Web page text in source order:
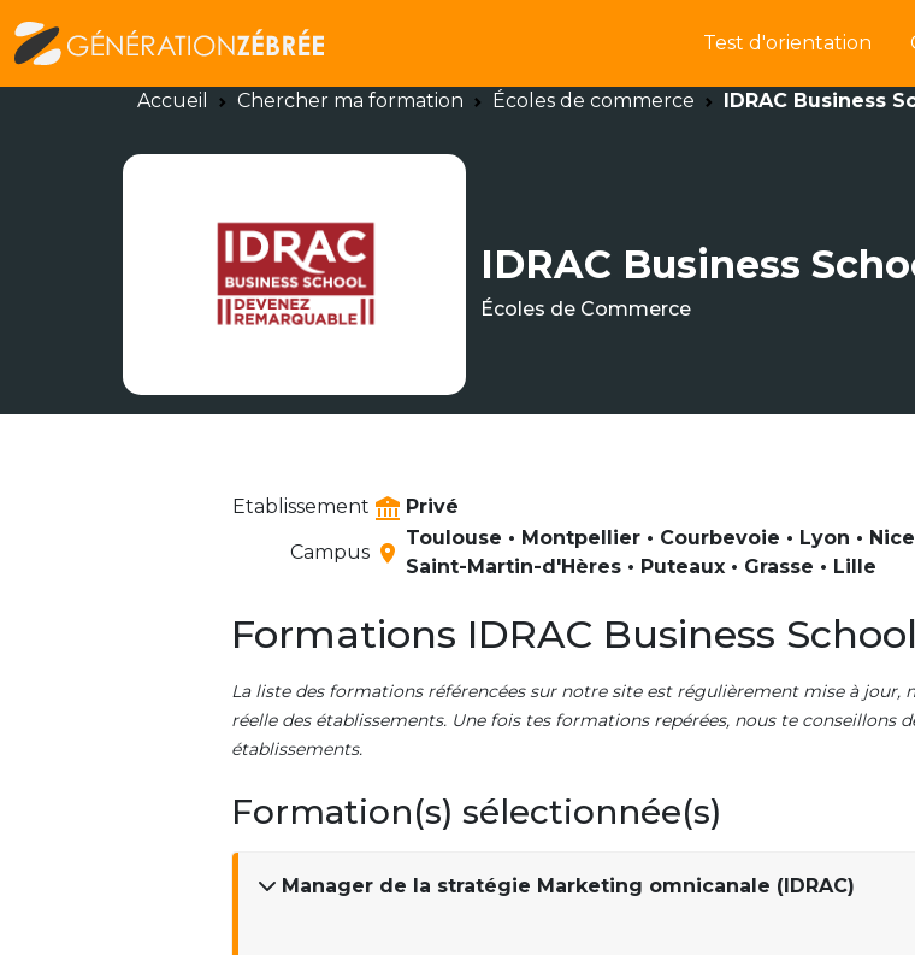
Test d'orientation
Accueil Chercher ma formation Écoles de commerce IDRAC Business
IDRAC Business
Écoles de Commerce
Etablissement
Privé
Campus
Toulouse • Montpellier • Courbevoie • Lyon •
Saint-Martin-d'Hères • Puteaux • Grasse • Lille
Formations IDRAC Business School
La liste des formations référencées sur notre site est régulièrement mise à
réelle des établissements. Une fois tes formations repérées, nous te conseillons
établissements.
Formation(s) sélectionnée(s)
Manager de la stratégie Marketing omnicanale (IDRAC)